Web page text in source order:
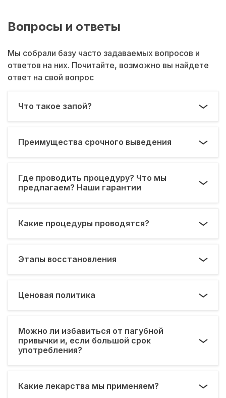
Вопросы и ответы
Мы собрали базу часто задаваемых вопросов и
ответов на них. Почитайте, возможно вы найдете
ответ на свой вопрос
Что такое запой?
Преимущества срочного выведения
Где проводить процедуру? Что мы
предлагаем? Наши гарантии
Какие процедуры проводятся?
Этапы восстановления
Ценовая политика
Можно ли избавиться от пагубной
привычки и, если большой срок
употребления?
Какие лекарства мы применяем?